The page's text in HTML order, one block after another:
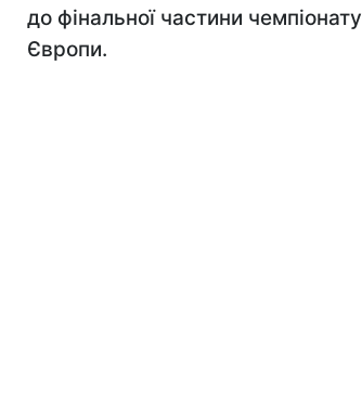
до фінальної частини чемпіонату
Європи.